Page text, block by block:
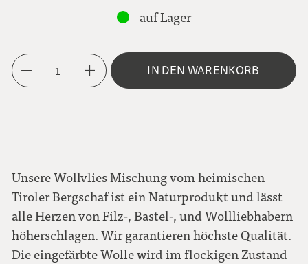
auf Lager
1 IN DEN WARENKORB
Unsere Wollvlies Mischung vom heimischen
Tiroler Bergschaf ist ein Naturprodukt und lässt
alle Herzen von Filz-, Bastel-, und Wollliebhabern
höherschlagen. Wir garantieren höchste Qualität.
Die eingefärbte Wolle wird im flockigen Zustand